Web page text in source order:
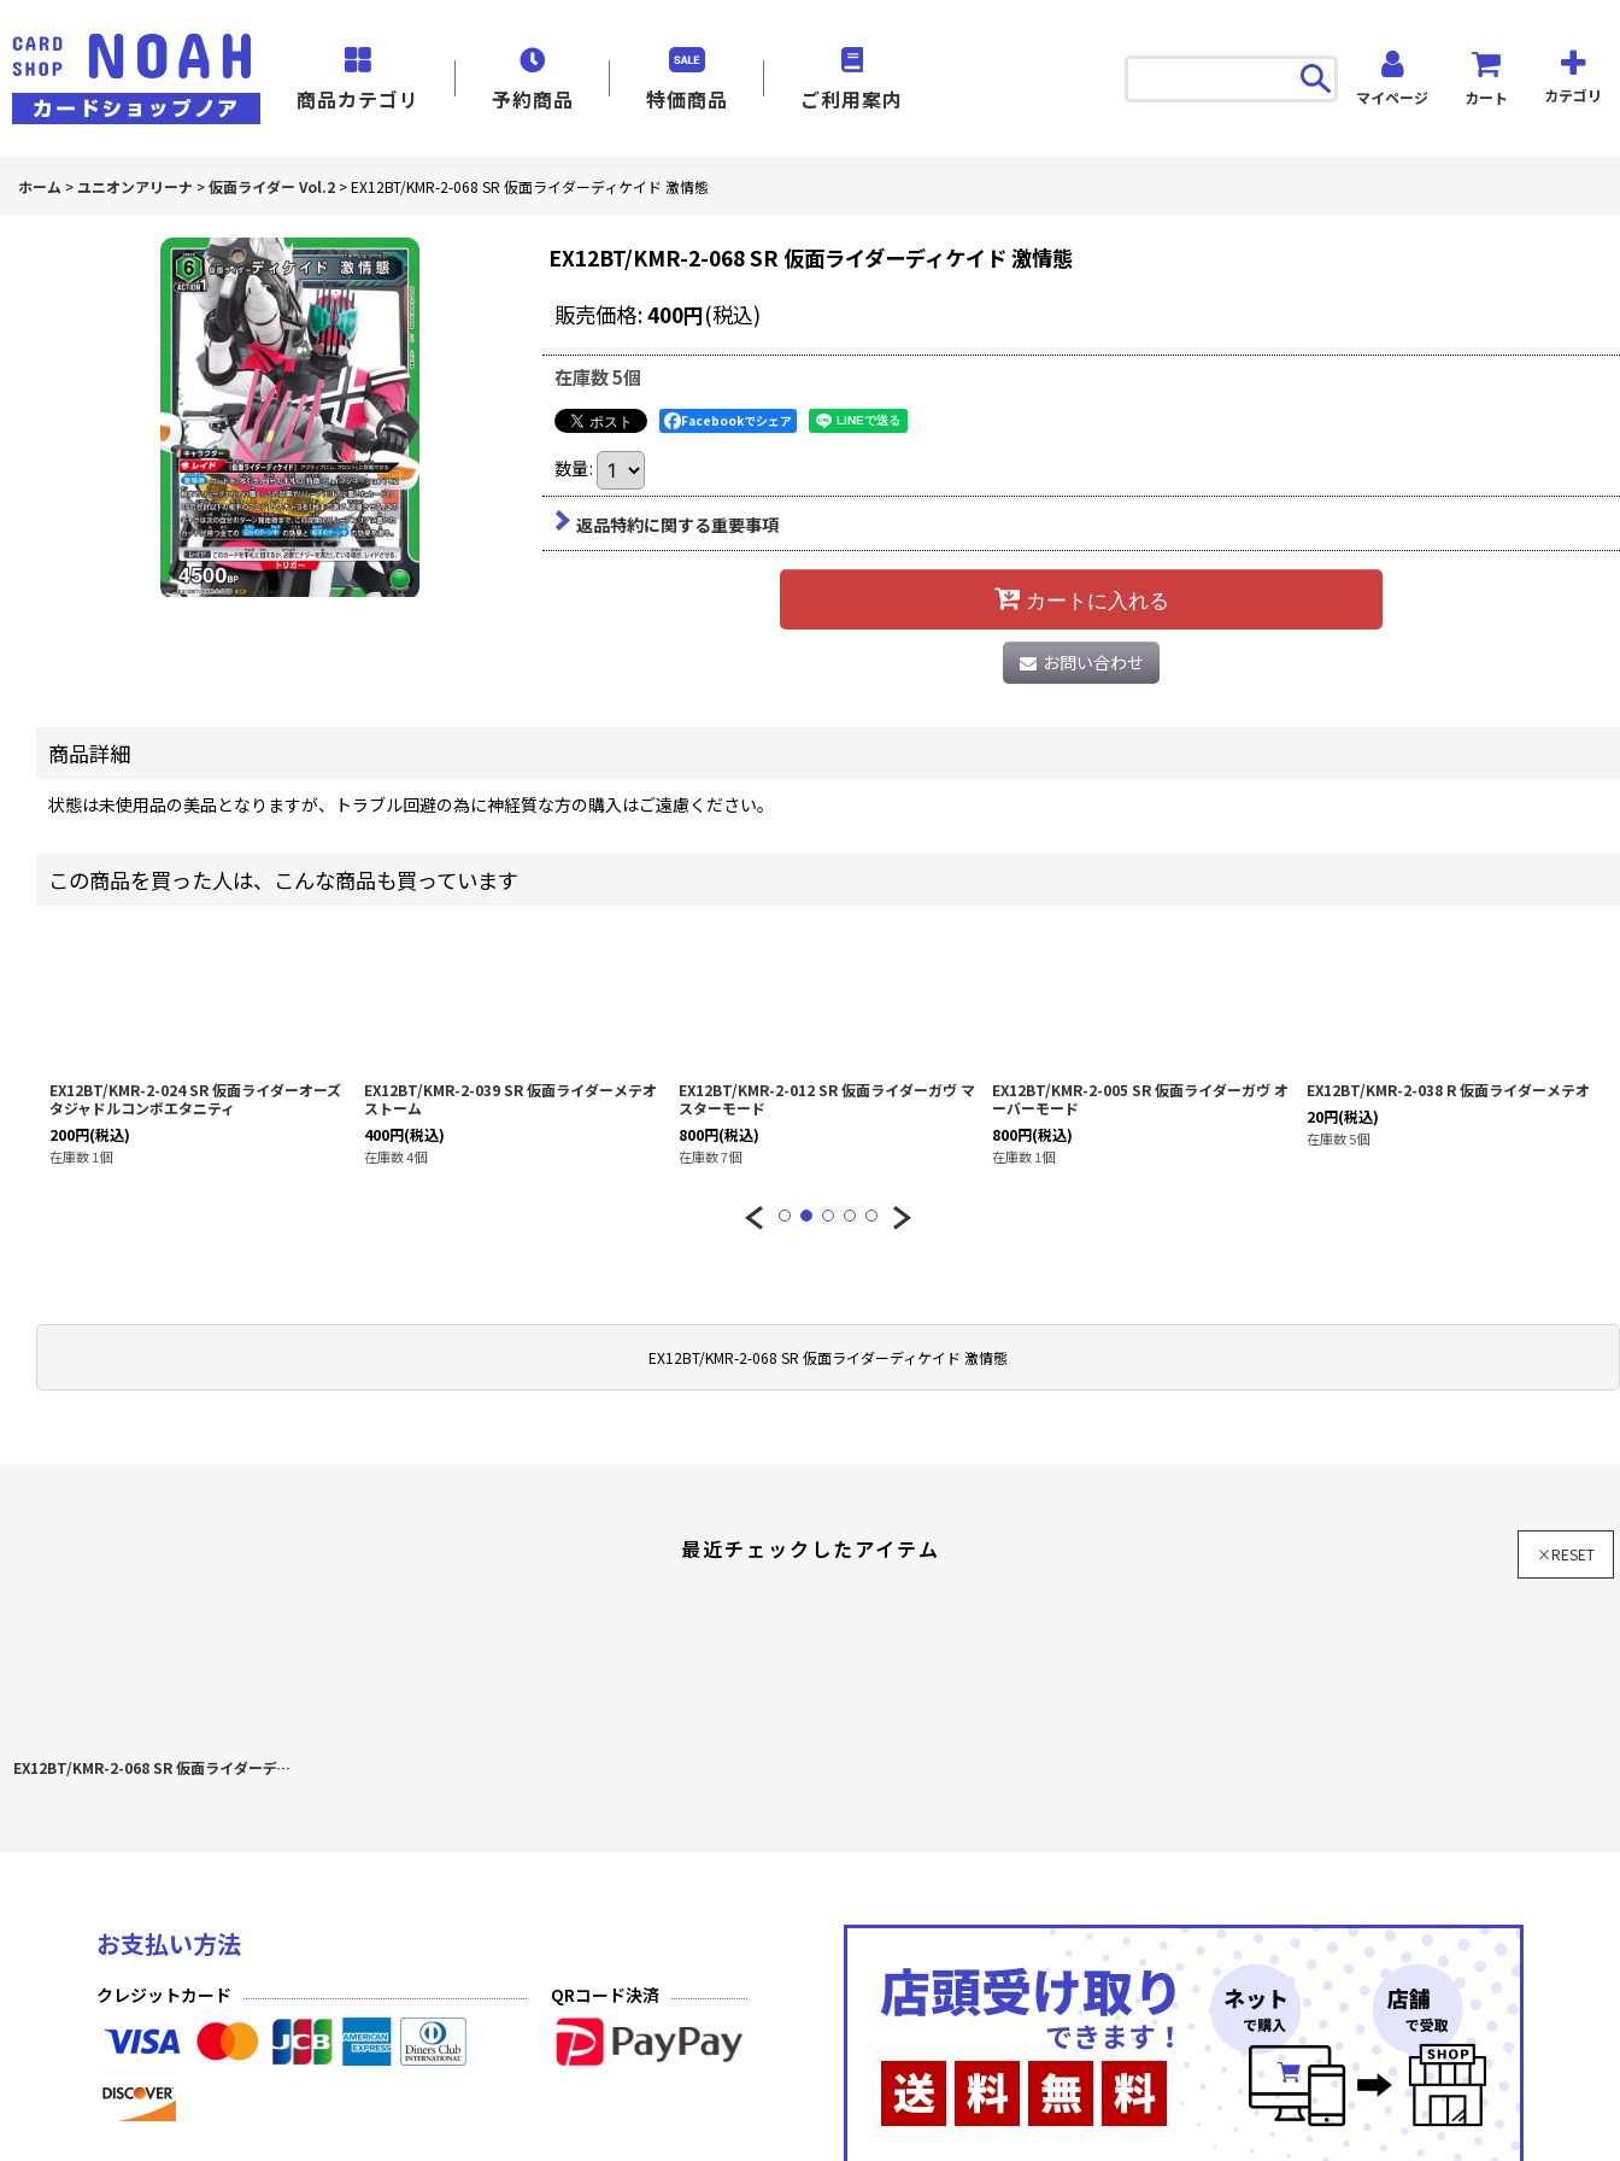
商品カテゴリ 予約商品 特価商品 ご利用案内 マイページ カート カテゴリ
ホーム >ユニオンアリーナ >仮面ライダー Vol.2 >EX12BT/KMR-2-068 SR 仮面ライダーディケイド 激情態
EX12BT/KMR-2-068 SR 仮面ライダーディケイド 激情態
EX12BT/KMR-2-068 SR 仮面ライダーディケイド 激情態
販売価格:400円(税込)
在庫数 5個
Facebookでシェア
数量:
返品特約に関する重要事項
カートに入れる
お問い合わせ
商品詳細
状態は未使用品の美品となりますが、トラブル回避の為に神経質な方の購入はご遠慮ください。
この商品を買った人は、こんな商品も買っています
EX12BT/KMR-2-024 SR 仮面ライダーオーズ
タジャドルコンボエタニティ
200円(税込)
在庫数 1個
EX12BT/KMR-2-039 SR 仮面ライダーメテオ
ストーム
400円(税込)
在庫数 4個
EX12BT/KMR-2-012 SR 仮面ライダーガヴ マ
スターモード
800円(税込)
在庫数 7個
EX12BT/KMR-2-005 SR 仮面ライダーガヴ オ
ーバーモード
800円(税込)
在庫数 1個
EX12BT/KMR-2-038 R 仮面ライダーメテオ
20円(税込)
在庫数 5個
最近チェックしたアイテム ×RESET
EX12BT/KMR-2-068 SR 仮面ライダーディケイド 激情態
お支払い方法
クレジットカード QRコード決済